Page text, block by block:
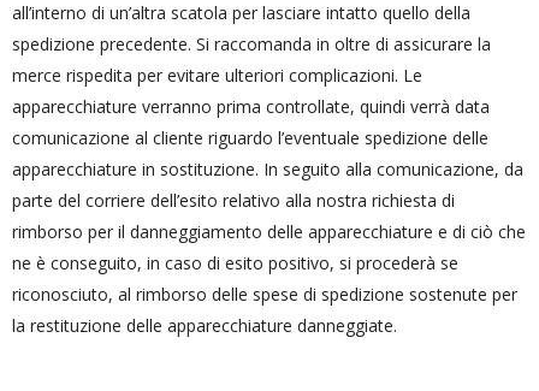
all’interno di un’altra scatola per lasciare intatto quello della
spedizione precedente. Si raccomanda in oltre di assicurare la
merce rispedita per evitare ulteriori complicazioni. Le
apparecchiature verranno prima controllate, quindi verrà data
comunicazione al cliente riguardo l’eventuale spedizione delle
apparecchiature in sostituzione. In seguito alla comunicazione, da
parte del corriere dell’esito relativo alla nostra richiesta di
rimborso per il danneggiamento delle apparecchiature e di ciò che
ne è conseguito, in caso di esito positivo, si procederà se
riconosciuto, al rimborso delle spese di spedizione sostenute per
la restituzione delle apparecchiature danneggiate.